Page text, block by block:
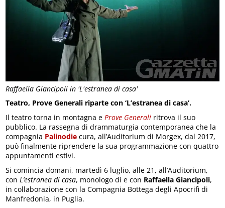
Raffaella Giancipoli in 'L'estranea di casa'
Teatro, Prove Generali riparte con ‘L’estranea di casa’.
Il teatro torna in montagna e Prove Generali ritrova il suo
pubblico. La rassegna di drammaturgia contemporanea che la
compagnia Palinodie cura, all’Auditorium di Morgex, dal 2017,
può finalmente riprendere la sua programmazione con quattro
appuntamenti estivi.
Si comincia domani, martedì 6 luglio, alle 21, all’Auditorium,
con L’estranea di casa, monologo di e con Raffaella Giancipoli,
in collaborazione con la Compagnia Bottega degli Apocrifi di
Manfredonia, in Puglia.